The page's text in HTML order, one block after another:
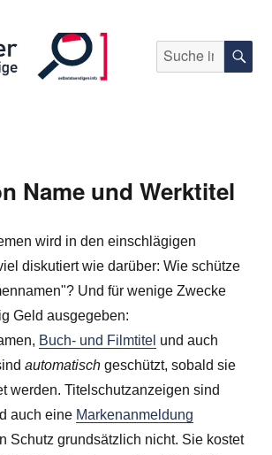
Suche
nach:
Name und Werktitel
wird in den einschlägigen
diskutiert wie darüber: Wie schütze
Und für wenige Zwecke
Geld ausgegeben:
Buch- und Filmtitel und auch
automatisch geschützt, sobald sie
werden. Titelschutzanzeigen sind
auch eine Markenanmeldung
Schutz grundsätzlich nicht. Sie kostet